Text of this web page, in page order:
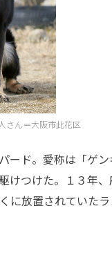
さん＝大阪市此花区
ード。愛称は「ゲ
けつけた。１３年
に放置されていた